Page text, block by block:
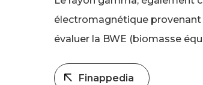
électromagnétique
évaluer la BWE (biomasse
Finappedia